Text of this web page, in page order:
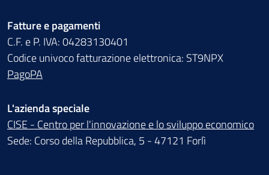
Fatture e pagamenti
C.F. e P. IVA: 04283130401
Codice univoco fatturazione elettronica: ST9NPX
PagoPA
L'azienda speciale
CISE - Centro per l'innovazione e lo sviluppo economico
Sede: Corso della Repubblica, 5 - 47121 Forlì